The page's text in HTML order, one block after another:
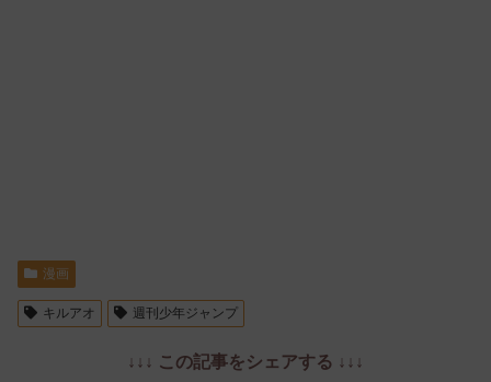
漫画
キルアオ 週刊少年ジャンプ
↓↓↓ この記事をシェアする ↓↓↓